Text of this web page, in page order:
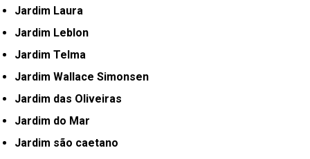
Jardim Laura
Jardim Leblon
Jardim Telma
Jardim Wallace Simonsen
Jardim das Oliveiras
Jardim do Mar
Jardim são caetano